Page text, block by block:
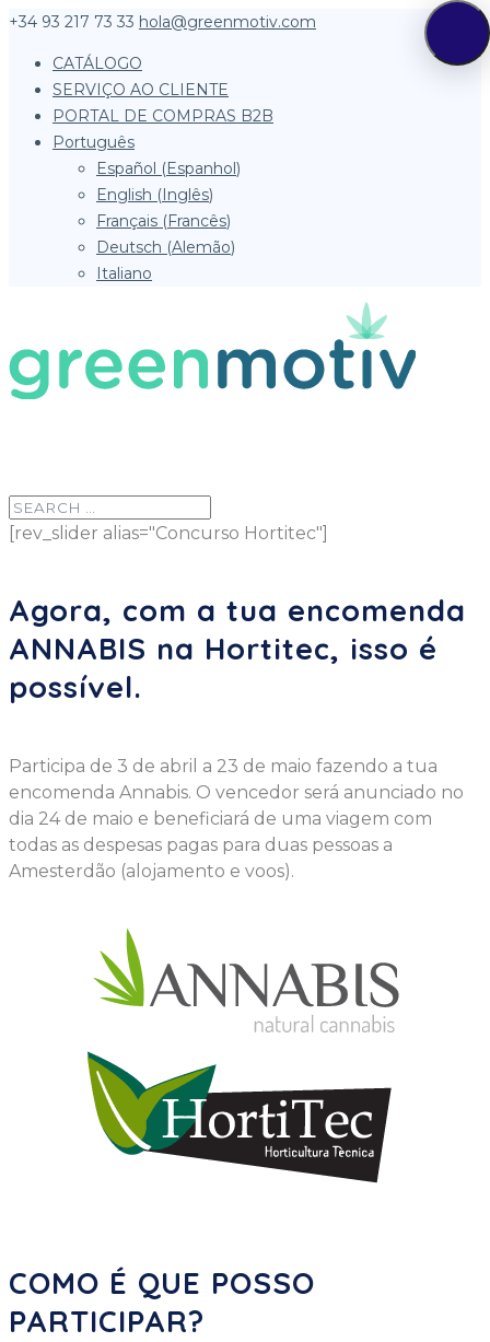
+34 93 217 73 33 hola@greenmotiv.com
CATÁLOGO
SERVIÇO AO CLIENTE
PORTAL DE COMPRAS B2B
Português
Español (Espanhol)
English (Inglês)
Français (Francês)
Deutsch (Alemão)
Italiano
[rev_slider alias="Concurso Hortitec"]
Agora, com a tua encomenda
ANNABIS na Hortitec, isso é
possível.
Participa de 3 de abril a 23 de maio fazendo a tua
encomenda Annabis. O vencedor será anunciado no
dia 24 de maio e beneficiará de uma viagem com
todas as despesas pagas para duas pessoas a
Amesterdão (alojamento e voos).
COMO É QUE POSSO
PARTICIPAR?